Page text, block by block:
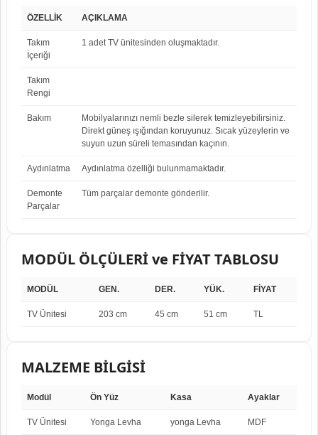
ÖZELLİK AÇIKLAMA
Takım
İçeriği
1 adet TV ünitesinden oluşmaktadır.
Takım
Rengi
Bakım
Mobilyalarınızı nemli bezle silerek temizleyebilirsiniz.
Direkt güneş ışığından koruyunuz. Sıcak yüzeylerin ve
suyun uzun süreli temasından kaçının.
Aydınlatma Aydınlatma özelliği bulunmamaktadır.
Demonte
Parçalar
Tüm parçalar demonte gönderilir.
MODÜL ÖLÇÜLERİ ve FİYAT TABLOSU
MODÜL GEN. DER. YÜK. FİYAT
TV Ünitesi 203 cm 45 cm 51 cm TL
MALZEME BİLGİSİ
Modül Ön Yüz Kasa Ayaklar
TV Ünitesi Yonga Levha yonga Levha MDF